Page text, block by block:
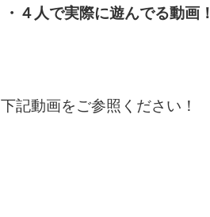
・４人で実際に遊んでる動画！
下記動画をご参照ください！